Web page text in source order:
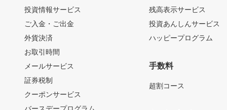
投資情報サービス
ご入金・ご出金
外貨決済
お取引時間
メールサービス
証券税制
クーポンサービス
バースデープログラム
残高表示サービス
投資あんしんサービス
ハッピープログラム
手数料
超割コース